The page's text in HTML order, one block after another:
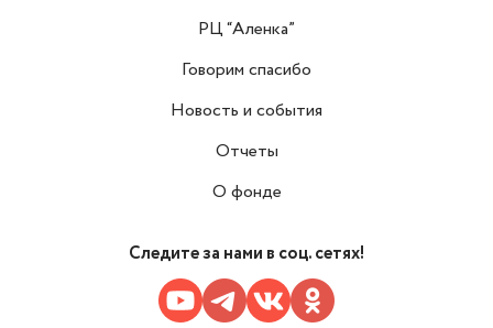
РЦ “Аленка”
Говорим спасибо
Новость и события
Отчеты
О фонде
Следите за нами в соц. сетях!